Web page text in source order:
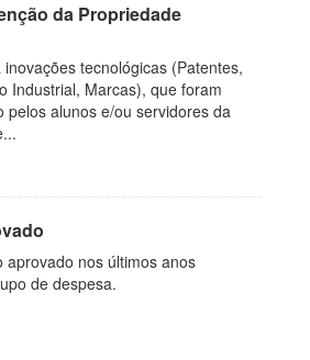
da Propriedade
tecnológicas (Patentes,
Industrial, Marcas), que foram
pelos alunos e/ou servidores da
aprovado nos últimos anos
de despesa.